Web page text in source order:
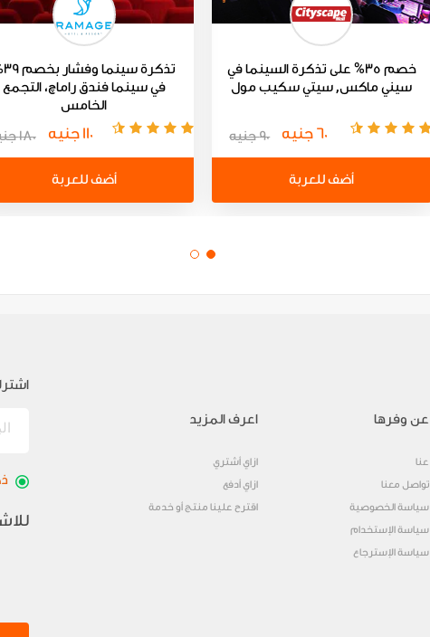
خصم 35% على تذكرة السينما في
سيني ماكس, سيتي سكيب مول
60 جنيه 90 جنيه
أضف للعربة
في سينما فندق راماچ، التجمع
الخامس
110 جنيه 180 جنيه
أضف للعربة
عن وفرها
عنا
تواصل معنا
سياسة الخصوصية
سياسة الإستخدام
سياسة الإسترجاع
اعرف المزيد
ازاي أشتري
ازاي أدفع
اقترح علينا منتج أو خدمة